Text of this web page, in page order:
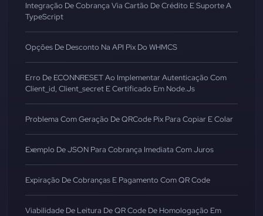
Integração De Cobrança Via Cartão De Crédito E Suporte A
TypeScript
Opções De Desconto Na API Pix Do WHMCS
Erro De ECONNRESET Ao Implementar Autenticação Com
Client_id, Client_secret E Certificado Em Node.js
Problema Com Geração De QRCode Pix Para Copiar E Colar
Exemplo De JSON Para Cobrança Imediata Com Juros
Expiração De Cobranças E Pagamento Com QR Code
Viabilidade De Leitura De QR Code De Homologação Em